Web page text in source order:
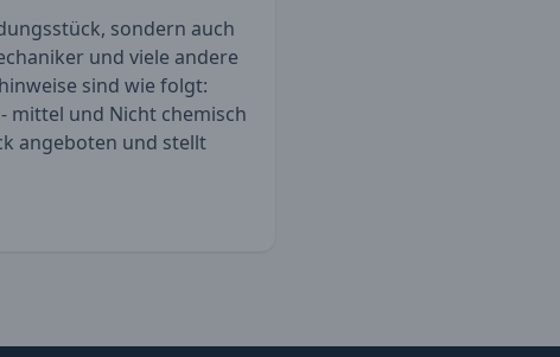
sondern auch
und viele andere
sind wie folgt:
mittel und Nicht chemisch
angeboten und stellt